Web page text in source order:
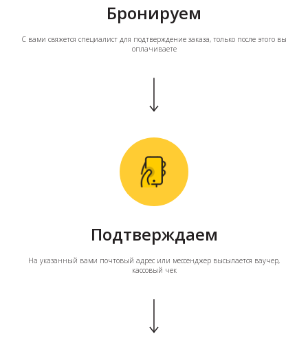
Бронируем
С вами свяжется специалист для подтверждение заказа, только после этого вы
оплачиваете
Подтверждаем
На указанный вами почтовый адрес или мессенджер высылается ваучер,
кассовый чек